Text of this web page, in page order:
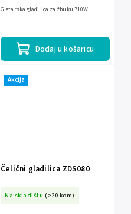
Dodaj u košaricu
Gletarska gladilica za žbuku 710W
Akcija
Čelični gladilica ZDS080
Na skladištu (>20 kom)